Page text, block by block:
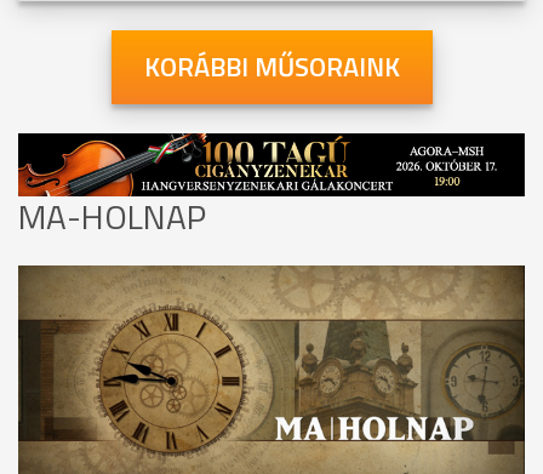
KORÁBBI MŰSORAINK
MA-HOLNAP